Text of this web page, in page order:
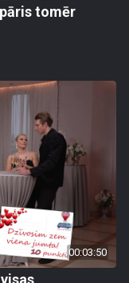
tomēr
00:03:50